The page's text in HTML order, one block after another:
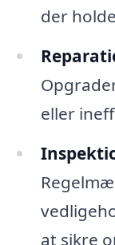
der
eller
at sikre